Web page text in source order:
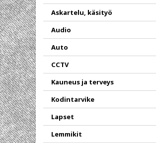
Askartelu, käsityö
Audio
Auto
CCTV
Kauneus ja terveys
Kodintarvike
Lapset
Lemmikit